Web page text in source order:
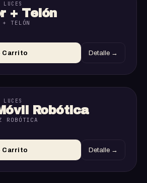
+ Telón
+ TELÓN
Carrito Detalle →
Robótica
Carrito Detalle →